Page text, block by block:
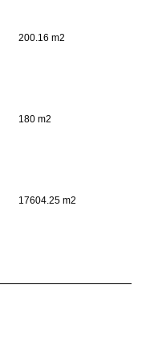
200.16 m2
180 m2
17604.25 m2